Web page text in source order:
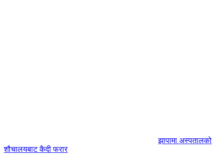
झापामा अस्पतालको
शौचालयबाट कैदी फरार